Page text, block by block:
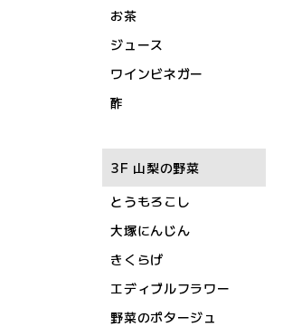
お茶
ジュース
ワインビネガー
酢
3F 山梨の野菜
とうもろこし
大塚にんじん
きくらげ
エディブルフラワー
野菜のポタージュ